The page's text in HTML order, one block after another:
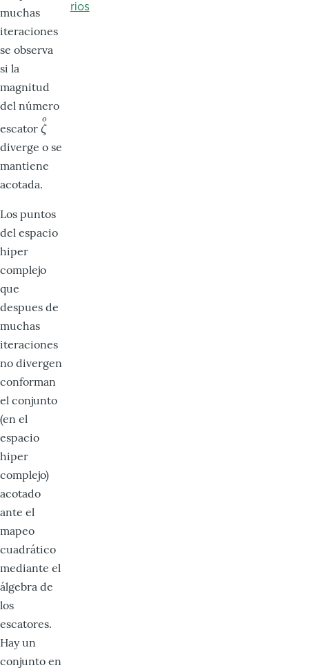
muchas
iteraciones
se observa
si la
magnitud
del número
escator ζ
o
ζo
diverge o se
mantiene
acotada.
Los puntos
del espacio
hiper
complejo
que
despues de
muchas
iteraciones
no divergen
conforman
el conjunto
(en el
espacio
hiper
complejo)
acotado
ante el
mapeo
cuadrático
mediante el
álgebra de
los
escatores.
Hay un
conjunto en
rios